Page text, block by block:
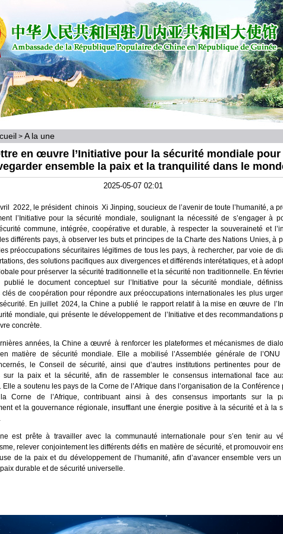
> A la une
en œuvre l’Initiative pour la sécurité mondiale pour
ensemble la paix et la tranquilité dans le
2025-05-07 02:01
2022, le président chinois Xi Jinping, soucieux de l’avenir de toute l’humanité, a
l’Initiative pour la sécurité mondiale, soulignant la nécessité de s’engager à
commune, intégrée, coopérative et durable, à respecter la souveraineté et
différents pays, à observer les buts et principes de la Charte des Nations Unies, à
préoccupations sécuritaires légitimes de tous les pays, à rechercher, par voie de
des solutions pacifiques aux divergences et différends interétatiques, et à
pour préserver la sécurité traditionnelle et la sécurité non traditionnelle. En
le document conceptuel sur l’Initiative pour la sécurité mondiale,
clés de coopération pour répondre aux préoccupations internationales les plus
En juillet 2024, la Chine a publié le rapport relatif à la mise en œuvre de
mondiale, qui présente le développement de l’Initiative et des recommandations
concrète.
années, la Chine a œuvré à renforcer les plateformes et mécanismes de
en matière de sécurité mondiale. Elle a mobilisé l’Assemblée générale de
le Conseil de sécurité, ainsi que d’autres institutions pertinentes pour de
sur la paix et la sécurité, afin de rassembler le consensus international face
Elle a soutenu les pays de la Corne de l’Afrique dans l’organisation de la Conférence
Corne de l’Afrique, contribuant ainsi à des consensus importants sur la
et la gouvernance régionale, insufflant une énergie positive à la sécurité et à la
est prête à travailler avec la communauté internationale pour s’en tenir au
relever conjointement les différents défis en matière de sécurité, et promouvoir
de la paix et du développement de l’humanité, afin d’avancer ensemble vers
durable et de sécurité universelle.